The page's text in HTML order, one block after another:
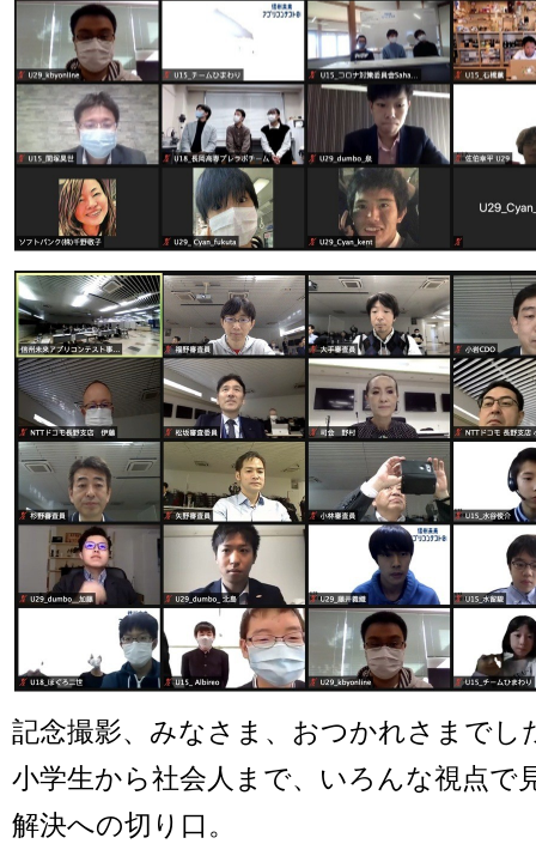
記念撮影、みなさま、おつかれさまでし
小学生から社会人まで、いろんな視点で
解決への切り口。